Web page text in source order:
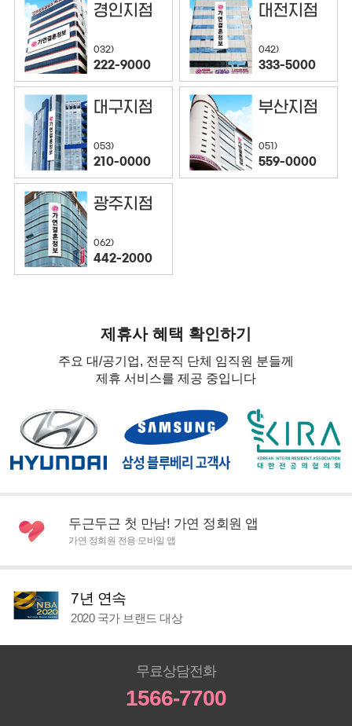
경인지점
032)
222-9000
대전지점
042)
333-5000
대구지점
053)
210-0000
부산지점
051)
559-0000
광주지점
062)
442-2000
제휴사 혜택 확인하기
주요 대/공기업, 전문직 단체 임직원 분들께
제휴 서비스를 제공 중입니다
두근두근 첫 만남! 가연 정회원 앱
가연 정회원 전용 모바일 앱
7년 연속
2020 국가 브랜드 대상
무료상담전화
1566-7700